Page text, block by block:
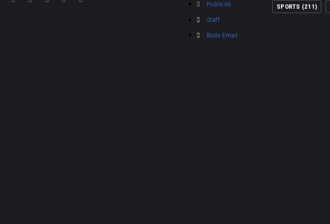
Publicité
Staff
Boite Email
SPORTS (211)